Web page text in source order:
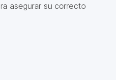
asegurar su correcto